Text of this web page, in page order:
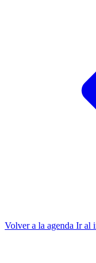
Volver a la agenda Ir al